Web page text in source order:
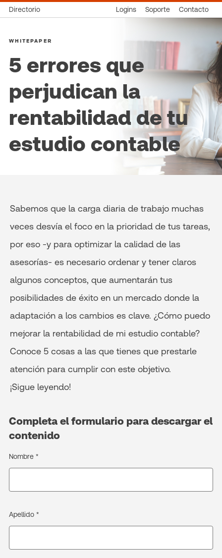
Directorio Logins Soporte Contacto
WHITEPAPER
5 errores que
perjudican la
rentabilidad de tu
estudio contable
Sabemos que la carga diaria de trabajo muchas
veces desvía el foco en la prioridad de tus tareas,
por eso -y para optimizar la calidad de las
asesorías- es necesario ordenar y tener claros
algunos conceptos, que aumentarán tus
posibilidades de éxito en un mercado donde la
adaptación a los cambios es clave. ¿Cómo puedo
mejorar la rentabilidad de mi estudio contable?
Conoce 5 cosas a las que tienes que prestarle
atención para cumplir con este objetivo.
¡Sigue leyendo!
Completa el formulario para descargar el
contenido
Nombre *
Apellido *